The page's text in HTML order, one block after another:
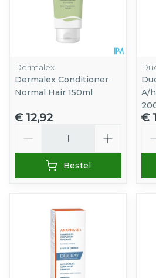
Dermalex
Dermalex Conditioner
Normal Hair 150ml
€ 12,92
Bestel
A/
€